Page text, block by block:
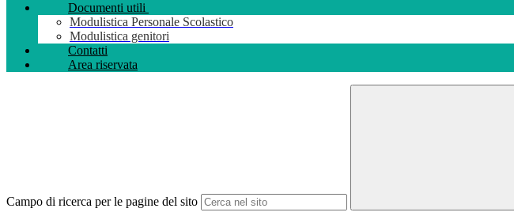
Documenti utili
Modulistica Personale Scolastico
Modulistica genitori
Contatti
Area riservata
Campo di ricerca per le pagine del sito